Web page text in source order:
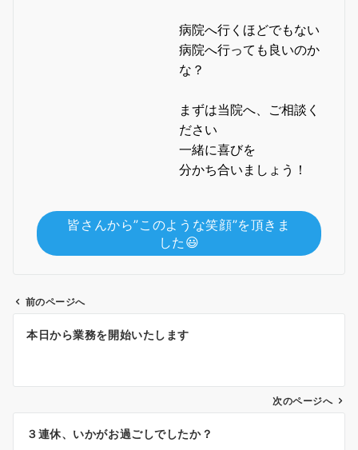
病院へ行くほどでもない
病院へ行っても良いのか
な？
まずは当院へ、ご相談く
ださい
一緒に喜びを
分かち合いましょう！
皆さんから”このような笑顔”を頂きま
した😃
ビ
前のページへ
本日から業務を開始いたします
次のページへ
３連休、いかがお過ごしでしたか？